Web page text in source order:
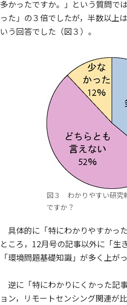
多かったですか。」という質問で
った」の３倍でしたが，半数以上
いう回答でした（図３）。
図３ わかりやすい研究
ですか？
具体的に「特にわかりやすかっ
ところ，12月号の記事以外に「生
「環境問題基礎知識」が多く上が
逆に「特にわかりにくかった記
ョン，リモートセンシング関連が